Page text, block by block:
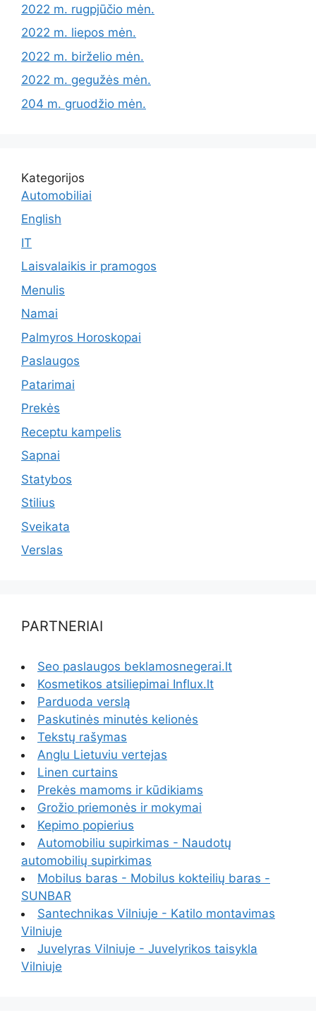
2022 m. rugpjūčio mėn.
2022 m. liepos mėn.
2022 m. birželio mėn.
2022 m. gegužės mėn.
204 m. gruodžio mėn.
Kategorijos
Automobiliai
English
IT
Laisvalaikis ir pramogos
Menulis
Namai
Palmyros Horoskopai
Paslaugos
Patarimai
Prekės
Receptu kampelis
Sapnai
Statybos
Stilius
Sveikata
Verslas
PARTNERIAI
Seo paslaugos beklamosnegerai.lt
Kosmetikos atsiliepimai Influx.lt
Parduoda verslą
Paskutinės minutės kelionės
Tekstų rašymas
Anglu Lietuviu vertejas
Linen curtains
Prekės mamoms ir kūdikiams
Grožio priemonės ir mokymai
Kepimo popierius
Automobiliu supirkimas - Naudotų
automobilių supirkimas
Mobilus baras - Mobilus kokteilių baras -
SUNBAR
Santechnikas Vilniuje - Katilo montavimas
Vilniuje
Juvelyras Vilniuje - Juvelyrikos taisykla
Vilniuje